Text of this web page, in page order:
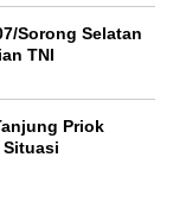
Sorong Selatan
TNI
Priok
Situasi